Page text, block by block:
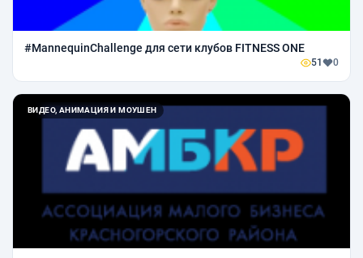
#MannequinChallenge для сети клубов FITNESS ONE
51 0
ВИДЕО, АНИМАЦИЯ И МОУШЕН